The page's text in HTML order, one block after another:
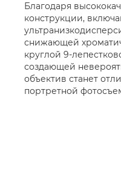
Благодаря
конструкции,
снижающей
круглой 9-
создающей
объектив станет
портретной